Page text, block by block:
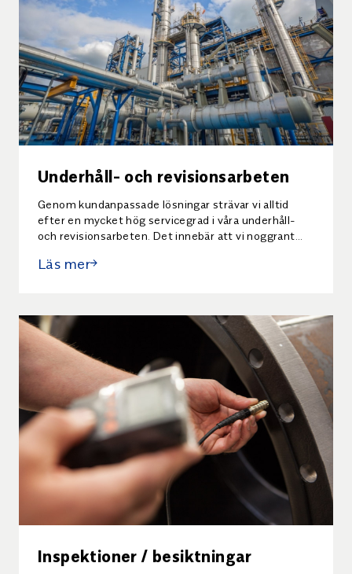
Underhåll- och revisionsarbeten
Genom kundanpassade lösningar strävar vi alltid
efter en mycket hög servicegrad i våra underhåll-
och revisionsarbeten. Det innebär att vi noggrant
lösning för dig. Vi klarar att hantera såväl stora som
kompetenser för att täcka ert behöv. Vi är även
duktiga på att leda och driva större projekt.
Läs mer
Inspektioner / besiktningar